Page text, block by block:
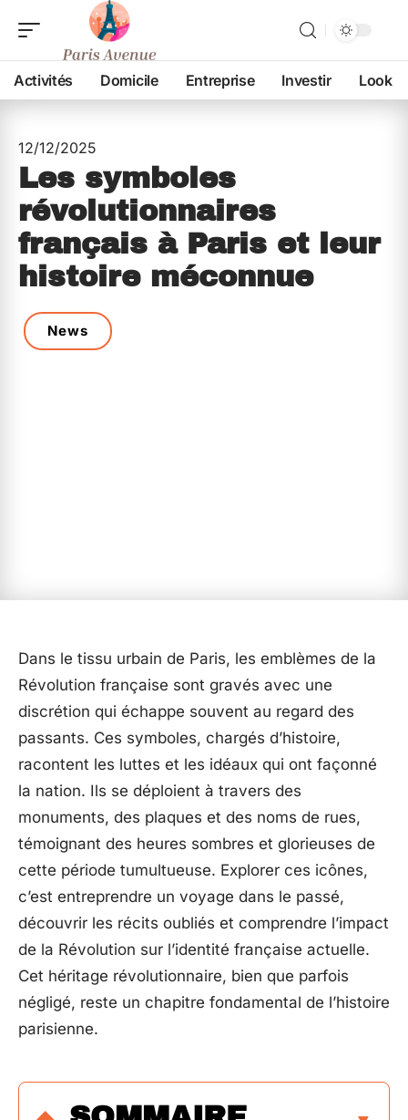
Activités Domicile Entreprise Investir Look
12/12/2025
Les symboles
révolutionnaires
français à Paris et leur
histoire méconnue
News
Dans le tissu urbain de Paris, les emblèmes de la
Révolution française sont gravés avec une
discrétion qui échappe souvent au regard des
passants. Ces symboles, chargés d’histoire,
racontent les luttes et les idéaux qui ont façonné
la nation. Ils se déploient à travers des
monuments, des plaques et des noms de rues,
témoignant des heures sombres et glorieuses de
cette période tumultueuse. Explorer ces icônes,
c’est entreprendre un voyage dans le passé,
découvrir les récits oubliés et comprendre l’impact
de la Révolution sur l’identité française actuelle.
Cet héritage révolutionnaire, bien que parfois
négligé, reste un chapitre fondamental de l’histoire
parisienne.